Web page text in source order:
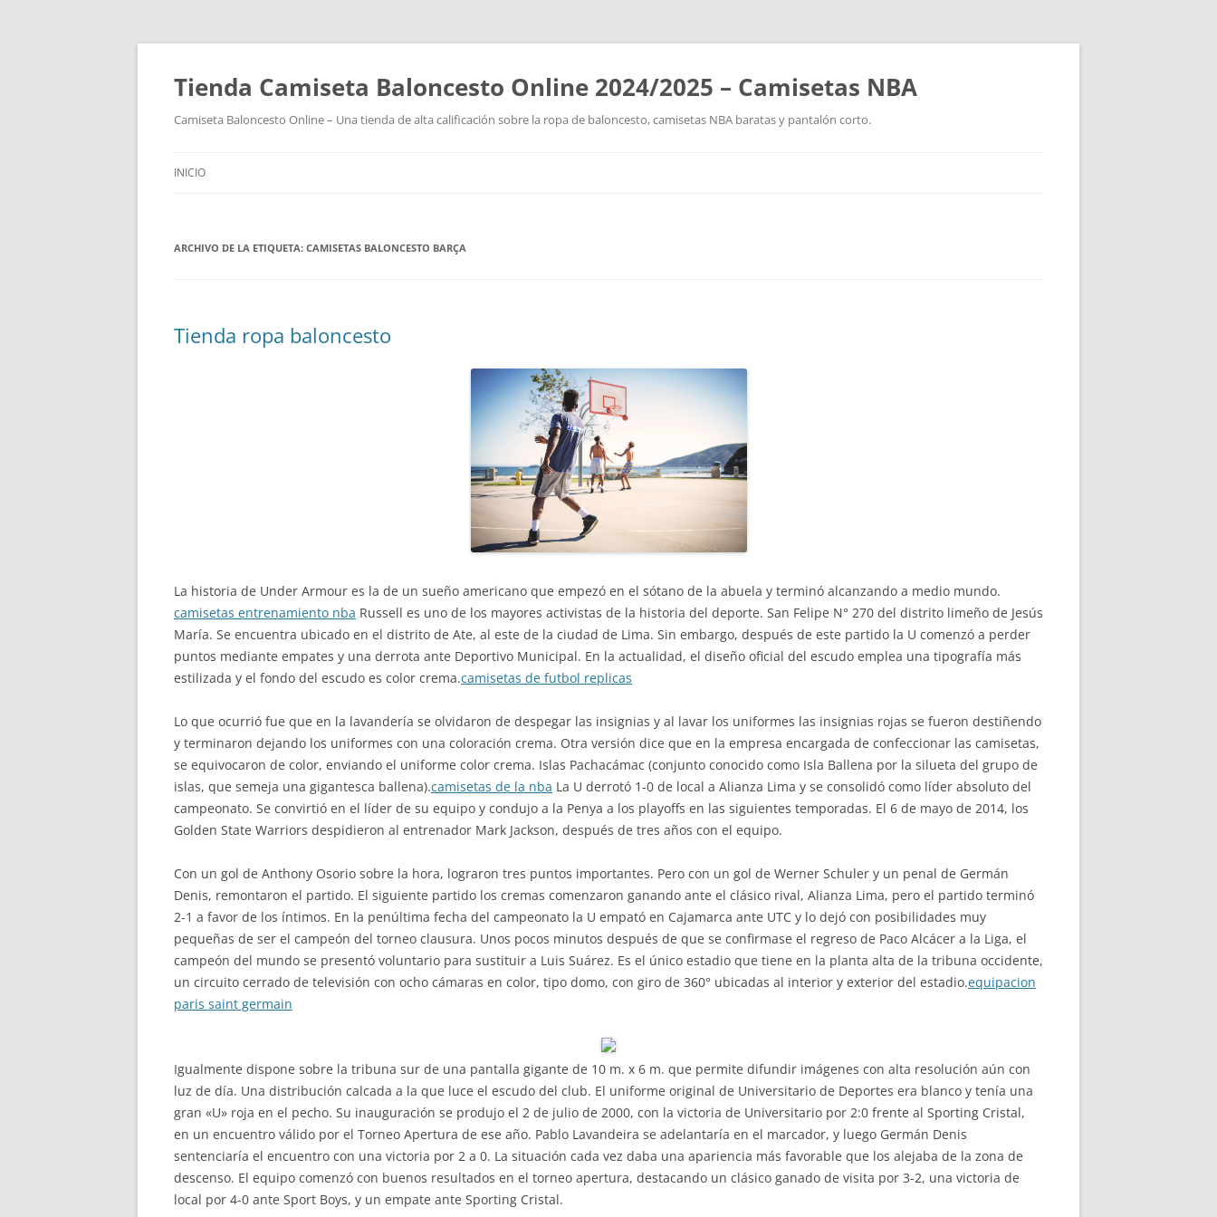
Tienda Camiseta Baloncesto Online 2024/2025 – Camisetas NBA
Camiseta Baloncesto Online – Una tienda de alta calificación sobre la ropa de baloncesto, camisetas NBA baratas y pantalón corto.
INICIO
ARCHIVO DE LA ETIQUETA: CAMISETAS BALONCESTO BARÇA
Tienda ropa baloncesto
La historia de Under Armour es la de un sueño americano que empezó en el sótano de la abuela y terminó alcanzando a medio mundo.
camisetas entrenamiento nba Russell es uno de los mayores activistas de la historia del deporte. San Felipe N° 270 del distrito limeño de Jesús
María. Se encuentra ubicado en el distrito de Ate, al este de la ciudad de Lima. Sin embargo, después de este partido la U comenzó a perder
puntos mediante empates y una derrota ante Deportivo Municipal. En la actualidad, el diseño oficial del escudo emplea una tipografía más
estilizada y el fondo del escudo es color crema.camisetas de futbol replicas
Lo que ocurrió fue que en la lavandería se olvidaron de despegar las insignias y al lavar los uniformes las insignias rojas se fueron destiñendo
y terminaron dejando los uniformes con una coloración crema. Otra versión dice que en la empresa encargada de confeccionar las camisetas,
se equivocaron de color, enviando el uniforme color crema. Islas Pachacámac (conjunto conocido como Isla Ballena por la silueta del grupo de
islas, que semeja una gigantesca ballena).camisetas de la nba La U derrotó 1-0 de local a Alianza Lima y se consolidó como líder absoluto del
campeonato. Se convirtió en el líder de su equipo y condujo a la Penya a los playoffs en las siguientes temporadas. El 6 de mayo de 2014, los
Golden State Warriors despidieron al entrenador Mark Jackson, después de tres años con el equipo.
Con un gol de Anthony Osorio sobre la hora, lograron tres puntos importantes. Pero con un gol de Werner Schuler y un penal de Germán
Denis, remontaron el partido. El siguiente partido los cremas comenzaron ganando ante el clásico rival, Alianza Lima, pero el partido terminó
2-1 a favor de los íntimos. En la penúltima fecha del campeonato la U empató en Cajamarca ante UTC y lo dejó con posibilidades muy
pequeñas de ser el campeón del torneo clausura. Unos pocos minutos después de que se confirmase el regreso de Paco Alcácer a la Liga, el
campeón del mundo se presentó voluntario para sustituir a Luis Suárez. Es el único estadio que tiene en la planta alta de la tribuna occidente,
un circuito cerrado de televisión con ocho cámaras en color, tipo domo, con giro de 360° ubicadas al interior y exterior del estadio.equipacion
paris saint germain
Igualmente dispone sobre la tribuna sur de una pantalla gigante de 10 m. x 6 m. que permite difundir imágenes con alta resolución aún con
luz de día. Una distribución calcada a la que luce el escudo del club. El uniforme original de Universitario de Deportes era blanco y tenía una
gran «U» roja en el pecho. Su inauguración se produjo el 2 de julio de 2000, con la victoria de Universitario por 2:0 frente al Sporting Cristal,
en un encuentro válido por el Torneo Apertura de ese año. Pablo Lavandeira se adelantaría en el marcador, y luego Germán Denis
sentenciaría el encuentro con una victoria por 2 a 0. La situación cada vez daba una apariencia más favorable que los alejaba de la zona de
descenso. El equipo comenzó con buenos resultados en el torneo apertura, destacando un clásico ganado de visita por 3-2, una victoria de
local por 4-0 ante Sport Boys, y un empate ante Sporting Cristal.